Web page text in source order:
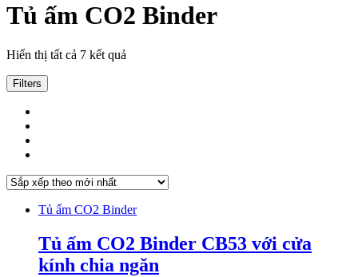
Tủ ấm CO2 Binder
Hiển thị tất cả 7 kết quả
Filters
Tủ ấm CO2 Binder
Tủ ấm CO2 Binder CB53 với cửa
kính chia ngăn